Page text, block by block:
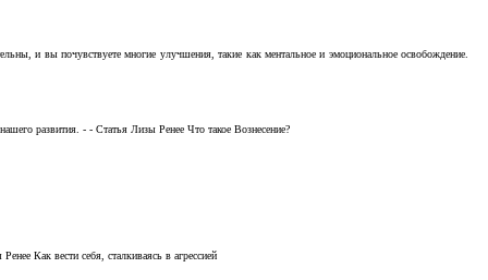
и вы почувствуете многие улучшения, такие как ментальное и эмоциональное освобождение.
развития. - - Статья Лизы Ренее Что такое Вознесение?
Как вести себя, сталкиваясь в агрессией